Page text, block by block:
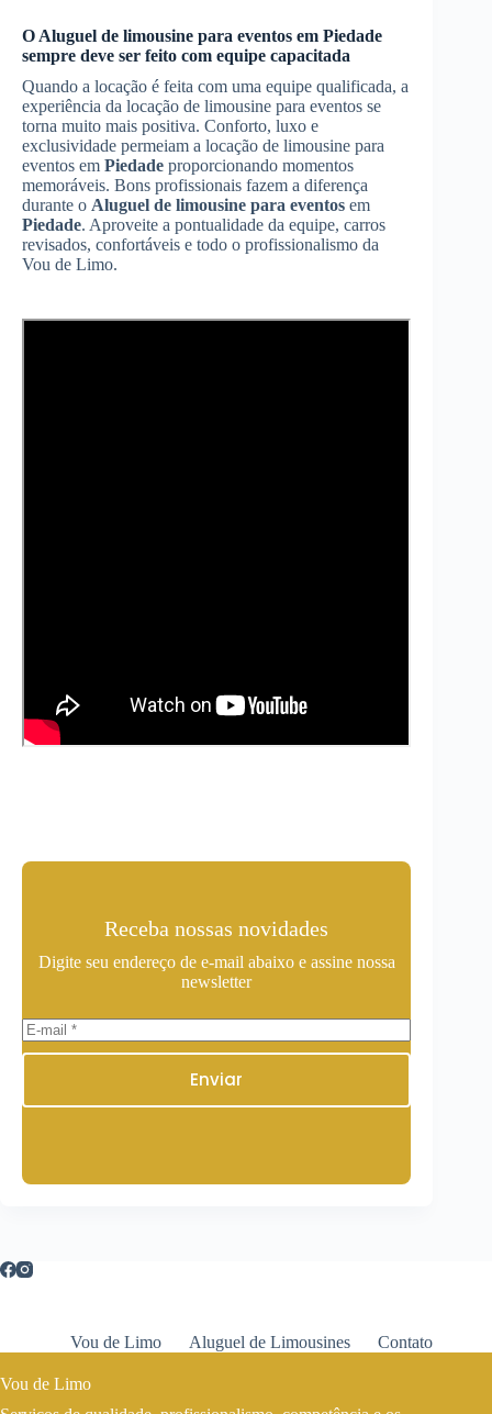
O Aluguel de limousine para eventos em Piedade
sempre deve ser feito com equipe capacitada
Quando a locação é feita com uma equipe qualificada, a
experiência da locação de limousine para eventos se
torna muito mais positiva. Conforto, luxo e
exclusividade permeiam a locação de limousine para
eventos em Piedade proporcionando momentos
memoráveis. Bons profissionais fazem a diferença
durante o Aluguel de limousine para eventos em
Piedade. Aproveite a pontualidade da equipe, carros
revisados, confortáveis e todo o profissionalismo da
Vou de Limo.
Receba nossas novidades
Digite seu endereço de e-mail abaixo e assine nossa
newsletter
Enviar
Vou de Limo Aluguel de Limousines Contato
Vou de Limo